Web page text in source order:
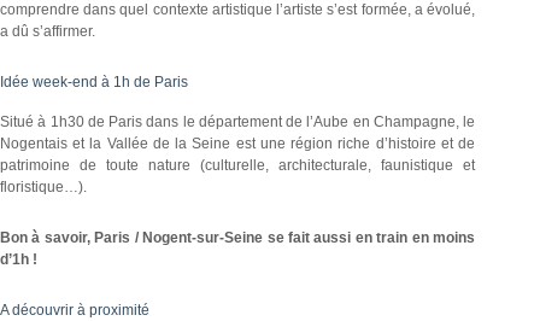
comprendre dans quel contexte artistique l’artiste s’est formée, a évolué,
a dû s’affirmer.
Idée week-end à 1h de Paris
Situé à 1h30 de Paris dans le département de l’Aube en Champagne, le
Nogentais et la Vallée de la Seine est une région riche d’histoire et de
patrimoine de toute nature (culturelle, architecturale, faunistique et
floristique…).
Bon à savoir, Paris / Nogent-sur-Seine se fait aussi en train en moins
d’1h !
A découvrir à proximité